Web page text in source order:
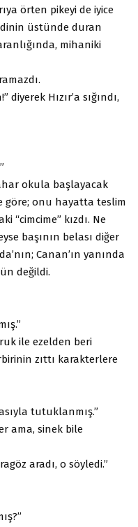
örten pikeyi de iyice
üstünde duran
mihaniki
Hızır’a sığındı,
okula başlayacak
göre; onu hayatta teslim
“cimcime” kızdı. Ne
başının belası diğer
Canan’ın yanında
değildi.
ile ezelden beri
zıttı karakterlere
tutuklanmış.”
ama, sinek bile
aradı, o söyledi.”